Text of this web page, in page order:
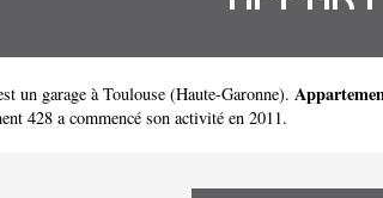
un garage à Toulouse (Haute-Garonne).
428 a commencé son activité en 2011.